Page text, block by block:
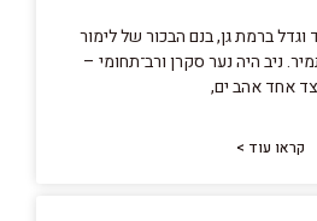
וגדל ברמת גן, בנם הבכור של לימור
ניב היה נער סקרן ורב־תחומי –
אחד אהב ים,
קראו עוד >